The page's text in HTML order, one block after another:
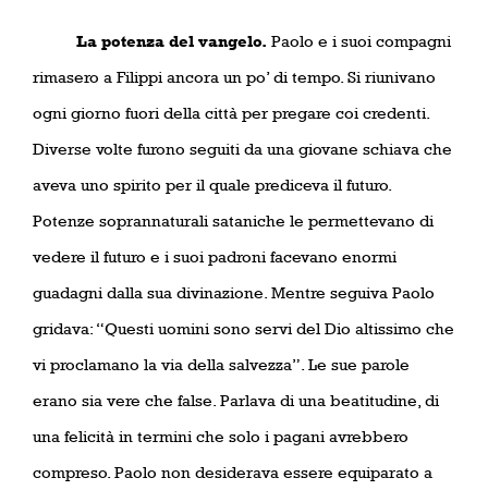
La potenza del vangelo. Paolo e i suoi compagni
rimasero a Filippi ancora un po’ di tempo. Si riunivano
ogni giorno fuori della città per pregare coi credenti.
Diverse volte furono seguiti da una giovane schiava che
aveva uno spirito per il quale prediceva il futuro.
Potenze soprannaturali sataniche le permettevano di
vedere il futuro e i suoi padroni facevano enormi
guadagni dalla sua divinazione. Mentre seguiva Paolo
gridava: “Questi uomini sono servi del Dio altissimo che
vi proclamano la via della salvezza”. Le sue parole
erano sia vere che false. Parlava di una beatitudine, di
una felicità in termini che solo i pagani avrebbero
compreso. Paolo non desiderava essere equiparato a